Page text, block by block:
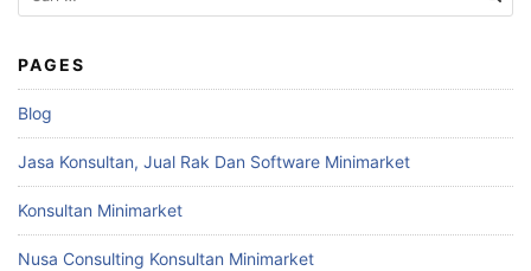
untuk:
PAGES
Blog
Jasa Konsultan, Jual Rak Dan Software Minimarket
Konsultan Minimarket
Nusa Consulting Konsultan Minimarket